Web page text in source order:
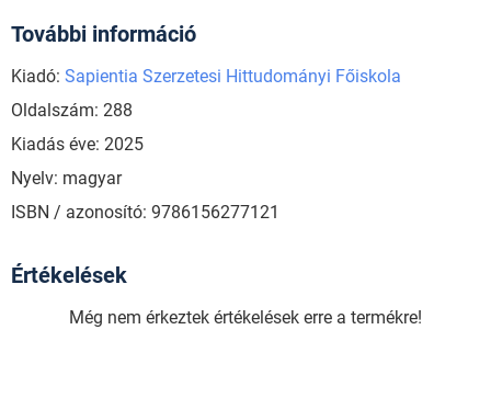
További információ
Kiadó: Sapientia Szerzetesi Hittudományi Főiskola
Oldalszám: 288
Kiadás éve: 2025
Nyelv: magyar
ISBN / azonosító: 9786156277121
Értékelések
Még nem érkeztek értékelések erre a termékre!